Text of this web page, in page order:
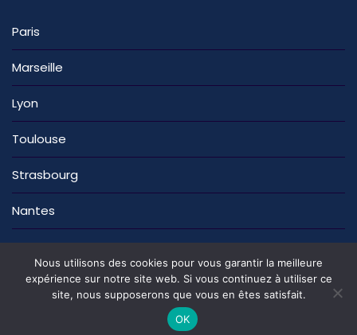
Paris
Marseille
Lyon
Toulouse
Strasbourg
Nantes
La rédaction Nous contacter
Mentions légales
Politique de confidentialité
Nous utilisons des cookies pour vous garantir la meilleure
expérience sur notre site web. Si vous continuez à utiliser ce
site, nous supposerons que vous en êtes satisfait.
OK